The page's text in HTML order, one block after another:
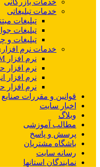
خدمات تبلیغاتی
تبلیغات
تبلیغات
تبلیغات و
خدمات نرم
نرم افزار CRM
نرم افزار
نرم افزار
نرم افزار
قوانین و مقررات صنایع
اخبار سایت
وبلاگ
مطالب آموزشی
پرسش و پاسخ
باشگاه مشتریان
رسانه سایت
نمایندگان استانها